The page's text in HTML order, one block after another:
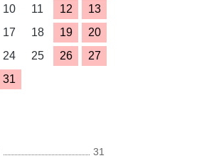
10 11 12
13
17 18 19
20
24 25 26
27
31
31